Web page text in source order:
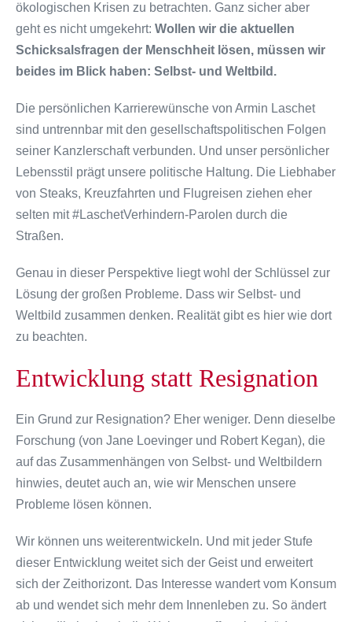
ökologischen Krisen zu betrachten. Ganz sicher aber
geht es nicht umgekehrt: Wollen wir die aktuellen
Schicksalsfragen der Menschheit lösen, müssen wir
beides im Blick haben: Selbst- und Weltbild.
Die persönlichen Karrierewünsche von Armin Laschet
sind untrennbar mit den gesellschaftspolitischen Folgen
seiner Kanzlerschaft verbunden. Und unser persönlicher
Lebensstil prägt unsere politische Haltung. Die Liebhaber
von Steaks, Kreuzfahrten und Flugreisen ziehen eher
selten mit #LaschetVerhindern-Parolen durch die
Straßen.
Genau in dieser Perspektive liegt wohl der Schlüssel zur
Lösung der großen Probleme. Dass wir Selbst- und
Weltbild zusammen denken. Realität gibt es hier wie dort
zu beachten.
Entwicklung statt Resignation
Ein Grund zur Resignation? Eher weniger. Denn dieselbe
Forschung (von Jane Loevinger und Robert Kegan), die
auf das Zusammenhängen von Selbst- und Weltbildern
hinwies, deutet auch an, wie wir Menschen unsere
Probleme lösen können.
Wir können uns weiterentwickeln. Und mit jeder Stufe
dieser Entwicklung weitet sich der Geist und erweitert
sich der Zeithorizont. Das Interesse wandert vom Konsum
ab und wendet sich mehr dem Innenleben zu. So ändert